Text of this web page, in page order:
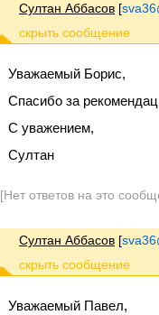
Султан Аббасов [
Уважаемый Борис,
Спасибо за
С уважением,
Султан
[Нет ответов на это
Султан Аббасов [
Уважаемый Павел,